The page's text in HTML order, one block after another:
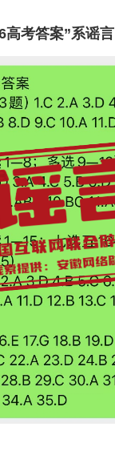
高考答案”系谣言